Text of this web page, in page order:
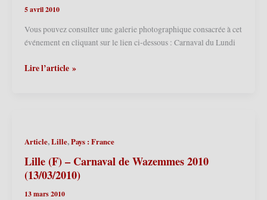
5 avril 2010
Vous pouvez consulter une galerie photographique consacrée à cet
événement en cliquant sur le lien ci-dessous : Carnaval du Lundi
Cassel
de
Pâques
2010
Lire l’article »
Article,Lille,Pays : France
Lille (F) – Carnaval de Wazemmes 2010
(13/03/2010)
13 mars 2010